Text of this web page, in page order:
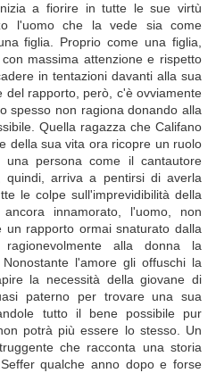
a fiorire in tutte le sue virtù
l'uomo che la vede sia come
figlia. Proprio come una figlia,
massima attenzione e rispetto
in tentazioni davanti alla sua
del rapporto, però, c'è ovviamente
spesso non ragiona donando alla
Quella ragazza che Califano
della sua vita ora ricopre un ruolo
persona come il cantautore
quindi, arriva a pentirsi di averla
le colpe sull'imprevidibilità della
innamorato, l'uomo, non
un rapporto ormai snaturato dalla
alla donna la
l'amore gli offuschi la
la necessità della giovane di
paterno per trovare una sua
tutto il bene possibile pur
potrà più essere lo stesso. Un
che racconta una storia
qualche anno dopo e forse